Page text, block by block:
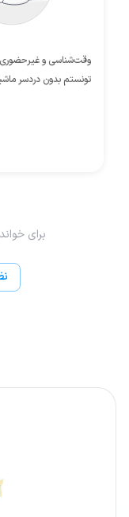
وقت‌شناسی و غیرحضوری
تونستم بدون دردسر
برای